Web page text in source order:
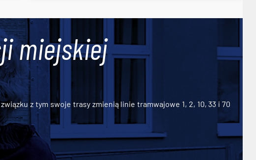
miejskiej
z tym swoje trasy zmienią linie tramwajowe 1, 2, 10, 33 i 70